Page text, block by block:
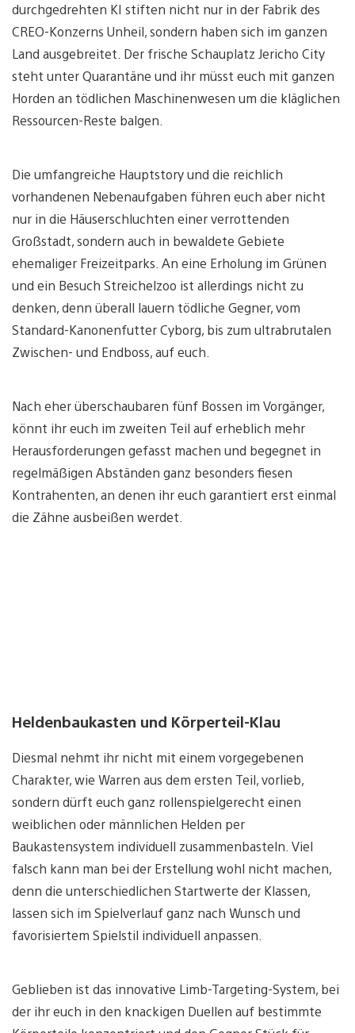
durchgedrehten KI stiften nicht nur in der Fabrik des
CREO-Konzerns Unheil, sondern haben sich im ganzen
Land ausgebreitet. Der frische Schauplatz Jericho City
steht unter Quarantäne und ihr müsst euch mit ganzen
Horden an tödlichen Maschinenwesen um die kläglichen
Ressourcen-Reste balgen.
Die umfangreiche Hauptstory und die reichlich
vorhandenen Nebenaufgaben führen euch aber nicht
nur in die Häuserschluchten einer verrottenden
Großstadt, sondern auch in bewaldete Gebiete
ehemaliger Freizeitparks. An eine Erholung im Grünen
und ein Besuch Streichelzoo ist allerdings nicht zu
denken, denn überall lauern tödliche Gegner, vom
Standard-Kanonenfutter Cyborg, bis zum ultrabrutalen
Zwischen- und Endboss, auf euch.
Nach eher überschaubaren fünf Bossen im Vorgänger,
könnt ihr euch im zweiten Teil auf erheblich mehr
Herausforderungen gefasst machen und begegnet in
regelmäßigen Abständen ganz besonders fiesen
Kontrahenten, an denen ihr euch garantiert erst einmal
die Zähne ausbeißen werdet.
Heldenbaukasten und Körperteil-Klau
Diesmal nehmt ihr nicht mit einem vorgegebenen
Charakter, wie Warren aus dem ersten Teil, vorlieb,
sondern dürft euch ganz rollenspielgerecht einen
weiblichen oder männlichen Helden per
Baukastensystem individuell zusammenbasteln. Viel
falsch kann man bei der Erstellung wohl nicht machen,
denn die unterschiedlichen Startwerte der Klassen,
lassen sich im Spielverlauf ganz nach Wunsch und
favorisiertem Spielstil individuell anpassen.
Geblieben ist das innovative Limb-Targeting-System, bei
der ihr euch in den knackigen Duellen auf bestimmte